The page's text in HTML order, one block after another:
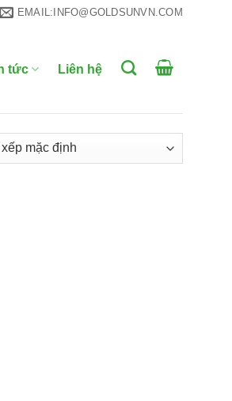
EMAIL:INFO@GOLDSUNVN.COM
tức Liên hệ